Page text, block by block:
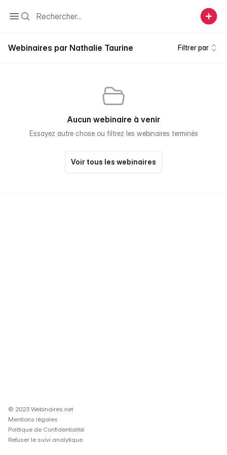
Open sidebar
Search
Webinaires par Nathalie Taurine Filtrer par
Aucun webinaire à venir
Essayez autre chose ou filtrez les webinaires terminés
Voir tous les webinaires
© 2023 Webinaires.net
Mentions légales
Politique de Confidentialité
Refuser le suivi analytique